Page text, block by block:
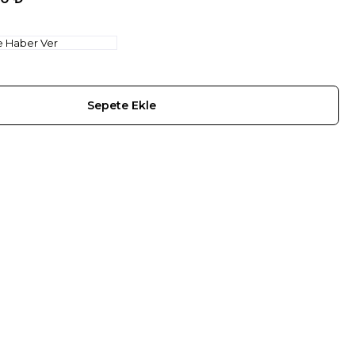
Haber Ver